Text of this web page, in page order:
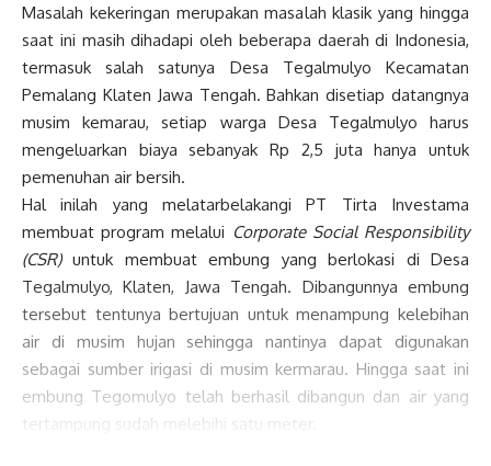
Masalah kekeringan merupakan masalah klasik yang hingga
saat ini masih dihadapi oleh beberapa daerah di Indonesia,
termasuk salah satunya Desa Tegalmulyo Kecamatan
Pemalang Klaten Jawa Tengah. Bahkan disetiap datangnya
musim kemarau, setiap warga Desa Tegalmulyo harus
mengeluarkan biaya sebanyak Rp 2,5 juta hanya untuk
pemenuhan air bersih.
Hal inilah yang melatarbelakangi PT Tirta Investama
membuat program melalui Corporate Social Responsibility
(CSR)untuk membuat embung yang berlokasi di Desa
Tegalmulyo, Klaten, Jawa Tengah. Dibangunnya embung
tersebut tentunya bertujuan untuk menampung kelebihan
air di musim hujan sehingga nantinya dapat digunakan
sebagai sumber irigasi di musim kermarau. Hingga saat ini
embung Tegomulyo telah berhasil dibangun dan air yang
tertampung sudah melebihi satu meter.